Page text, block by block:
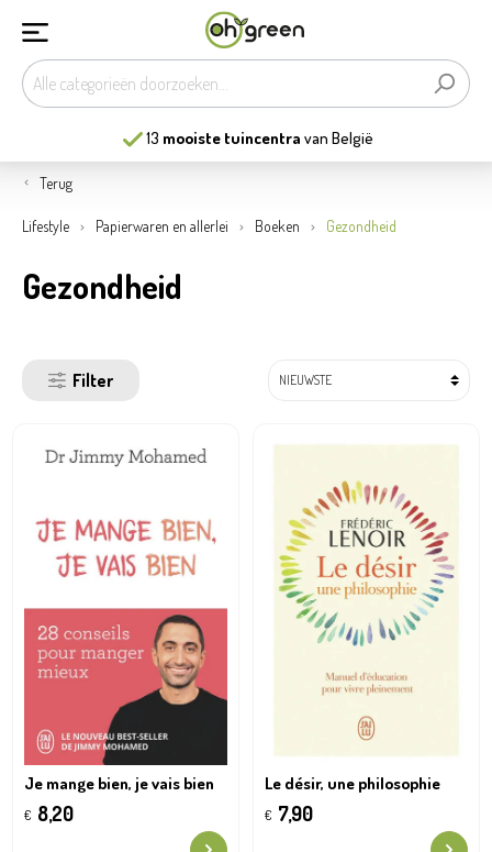
13 mooiste tuincentra van België
Terug
Lifestyle Papierwaren en allerlei Boeken Gezondheid
Gezondheid
Filter
Je mange bien, je vais bien
€ 8,20
Le désir, une philosophie
€ 7,90